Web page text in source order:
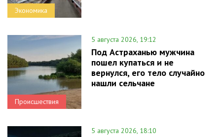
Экономика
Происшествия
5 августа 2026, 19:12
Под Астраханью мужчина
пошел купаться и не
вернулся, его тело случайно
нашли сельчане
5 августа 2026, 18:10